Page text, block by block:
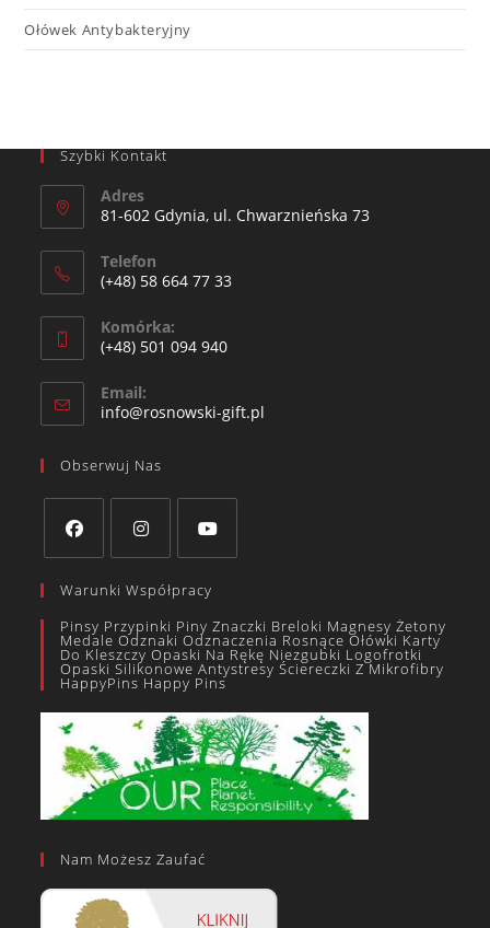
Ołówek Antybakteryjny
Szybki Kontakt
Adres
81-602 Gdynia, ul. Chwarznieńska 73
Telefon
(+48) 58 664 77 33
Komórka:
(+48) 501 094 940​
Email:
info@rosnowski-gift.pl
Obserwuj Nas
Warunki Współpracy
Pinsy Przypinki Piny Znaczki Breloki Magnesy Żetony
Medale Odznaki Odznaczenia Rosnące Ołówki Karty
Do Kleszczy Opaski Na Rękę Niezgubki Logofrotki
Opaski Silikonowe Antystresy Ściereczki Z Mikrofibry
HappyPins Happy Pins
Nam Możesz Zaufać